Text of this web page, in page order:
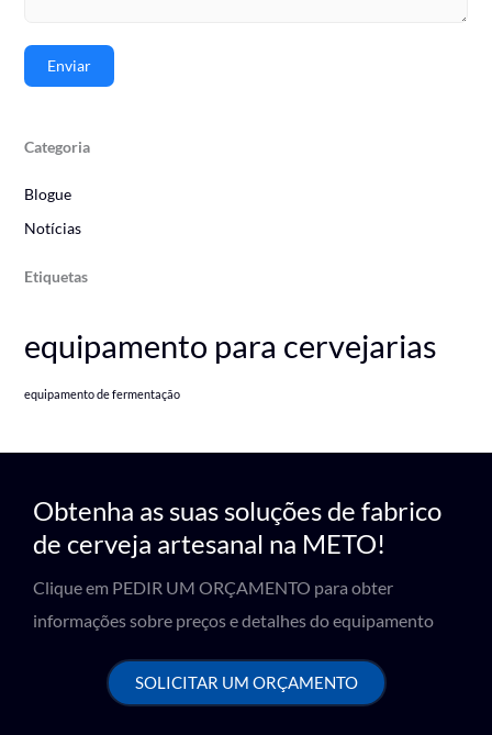
Enviar
Categoria
Blogue
Notícias
Etiquetas
equipamento para cervejarias
equipamento de fermentação
Obtenha as suas soluções de fabrico
de cerveja artesanal na METO!
Clique em PEDIR UM ORÇAMENTO para obter
informações sobre preços e detalhes do equipamento
SOLICITAR UM ORÇAMENTO